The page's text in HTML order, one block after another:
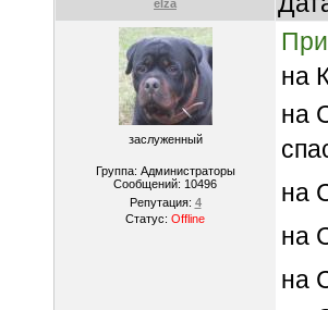
elza
заслуженный
Группа: Администраторы
Сообщений: 10496
Репутация: 4
Статус: Offline
на
на
на
на
на